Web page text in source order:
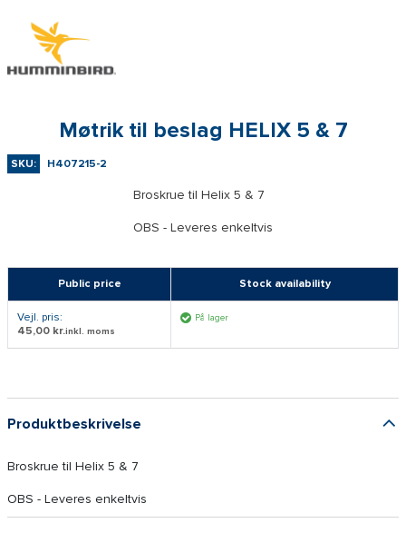
Møtrik til beslag HELIX 5 & 7
SKU: H407215-2
Broskrue til Helix 5 & 7
OBS - Leveres enkeltvis
Public price Stock availability
Vejl. pris:
45,00 kr.inkl. moms
På lager
Produktbeskrivelse
Broskrue til Helix 5 & 7
OBS - Leveres enkeltvis